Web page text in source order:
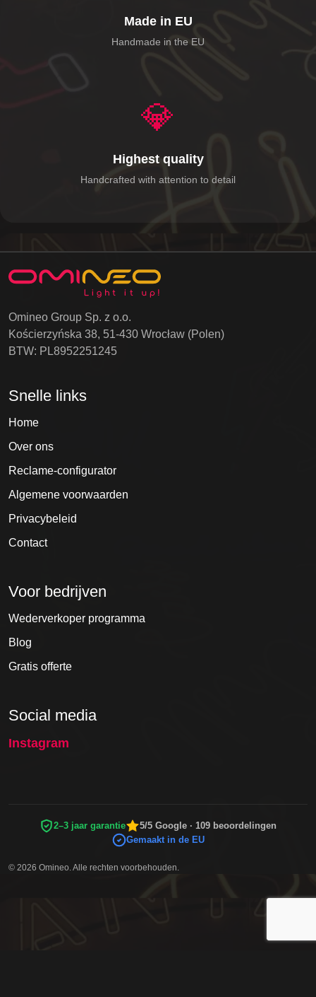
Made in EU
Handmade in the EU
💎
Highest quality
Handcrafted with attention to detail
Omineo Group Sp. z o.o.
Kościerzyńska 38, 51-430 Wrocław (Polen)
BTW: PL8952251245
Snelle links
Home
Over ons
Reclame-configurator
Algemene voorwaarden
Privacybeleid
Contact
Voor bedrijven
Wederverkoper programma
Blog
Gratis offerte
Social media
Instagram
2–3 jaar garantie
5/5 Google · 109 beoordelingen
Gemaakt in de EU
© 2026 Omineo. Alle rechten voorbehouden.